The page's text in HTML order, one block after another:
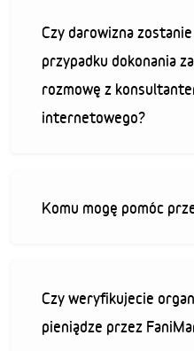
Czy darowizna
przypadku dokonania
rozmowę z
internetowego?
Komu mogę pomóc
Czy weryfikujecie
pieniądze przez